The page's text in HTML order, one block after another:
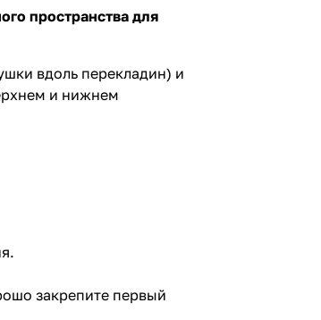
пространства для
вдоль перекладин) и
и нижнем
закрепите первый